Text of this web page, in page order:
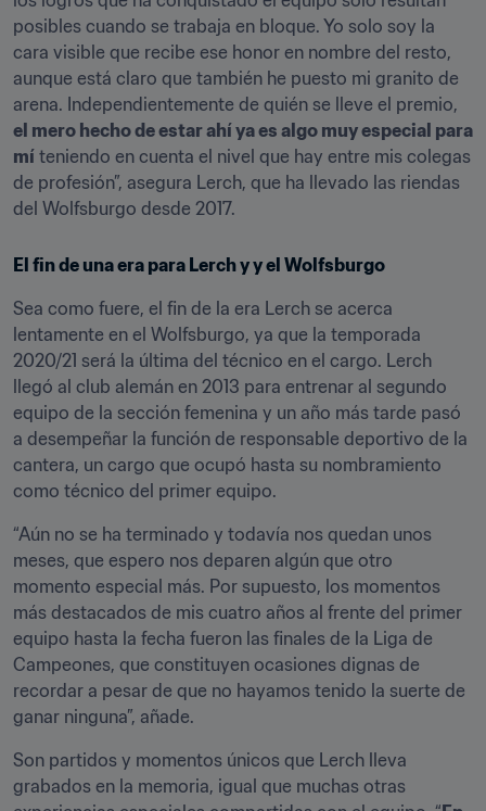
posibles cuando se trabaja en bloque. Yo solo soy la
cara visible que recibe ese honor en nombre del resto,
aunque está claro que también he puesto mi granito de
el mero hecho de estar ahí ya es algo muy especial para
mí teniendo en cuenta el nivel que hay entre mis colegas
de profesión”, asegura Lerch, que ha llevado las riendas
del Wolfsburgo desde 2017.
El fin de una era para Lerch y y el Wolfsburgo
Sea como fuere, el fin de la era Lerch se acerca
lentamente en el Wolfsburgo, ya que la temporada
2020/21 será la última del técnico en el cargo. Lerch
llegó al club alemán en 2013 para entrenar al segundo
equipo de la sección femenina y un año más tarde pasó
a desempeñar la función de responsable deportivo de la
cantera, un cargo que ocupó hasta su nombramiento
como técnico del primer equipo.
“Aún no se ha terminado y todavía nos quedan unos
meses, que espero nos deparen algún que otro
momento especial más. Por supuesto, los momentos
más destacados de mis cuatro años al frente del primer
equipo hasta la fecha fueron las finales de la Liga de
Campeones, que constituyen ocasiones dignas de
recordar a pesar de que no hayamos tenido la suerte de
ganar ninguna”, añade.
Son partidos y momentos únicos que Lerch lleva
grabados en la memoria, igual que muchas otras